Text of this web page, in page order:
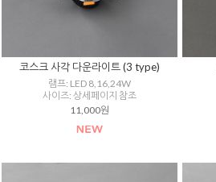
코스크 사각 다운라이트 (3 type)
램프: LED 8,16,24W
사이즈: 상세페이지 참조
11,000원